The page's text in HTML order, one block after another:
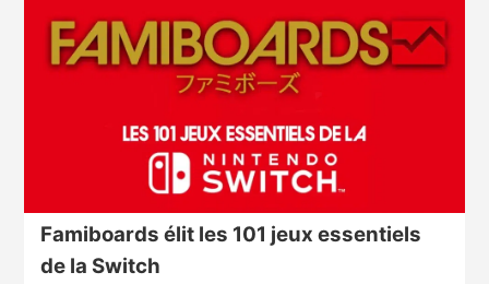
Famiboards élit les 101 jeux essentiels
de la Switch